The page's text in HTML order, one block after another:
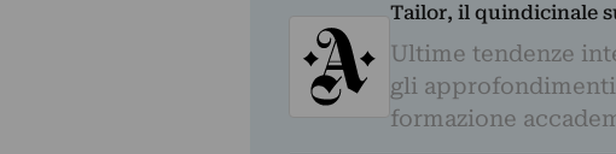
Tailor, il quindicinale
Ultime tendenze
gli
formazione